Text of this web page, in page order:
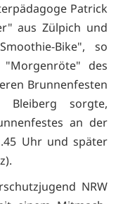
Patrick
aus Zülpich und
Bike", so
des
Brunnenfesten
sorgte,
an der
Uhr und später
NRW